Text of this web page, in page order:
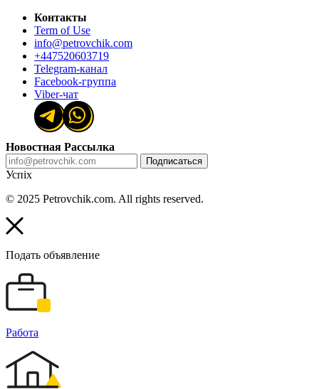
Контакты
Term of Use
info@petrovchik.com
+447520603719
Telegram-канал
Facebook-группа
Viber-чат
Новостная Рассылка
Подписаться
Успіх
© 2025 Petrovchik.com. All rights reserved.
Подать объявление
Работа